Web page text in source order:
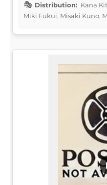
Distribution: Kana
Miki Fukui, Misaki Kuno,